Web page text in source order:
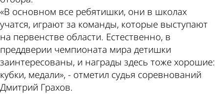
«В основном все ребятишки, они в школах
учатся, играют за команды, которые выступают
на первенстве области. Естественно, в
преддверии чемпионата мира детишки
заинтересованы, и награды здесь тоже хорошие:
кубки, медали», - отметил судья соревнований
Дмитрий Грахов.